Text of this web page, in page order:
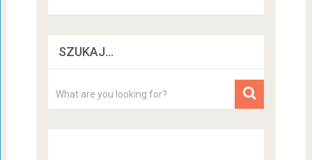
SZUKAJ…